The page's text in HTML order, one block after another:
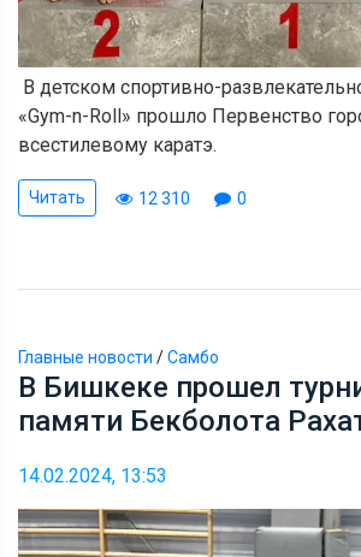
В детском спортивно-
«Gym-n-Roll» прошло Первенство
всестилевому каратэ.
Читать 12 310 0
Главные новости /Самбо
В Бишкеке прошел
памяти Бекболота
14.02.2024, 13:53